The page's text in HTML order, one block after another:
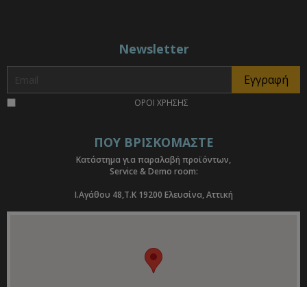
Newsletter
ΟΡΟΙ ΧΡΗΣΗΣ
ΠΟΥ ΒΡΙΣΚΟΜΑΣΤΕ
Κατάστημα για παραλαβή προϊόντων,
Service & Demo room:
I.Αγάθου 48,Τ.Κ 19200 Ελευσίνα, Αττική